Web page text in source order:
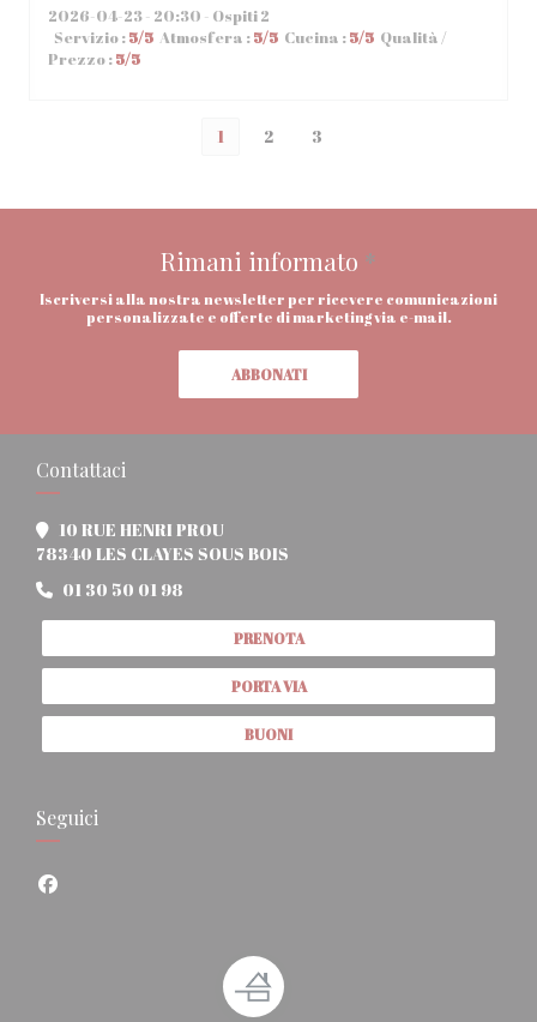
2026-04-23- 20:30 - Ospiti 2
Servizio:5/5 Atmosfera :5/5 Cucina :5/5 Qualità /
Prezzo:5/5
1 2 3
Rimani informato *
Iscriversi alla nostra newsletter per ricevere comunicazioni
personalizzate e offerte di marketing via e-mail.
ABBONATI
Contattaci
10 RUE HENRI PROU
78340 LES CLAYES SOUS BOIS
01 30 50 01 98
PRENOTA
PORTA VIA
BUONI
Seguici
Facebook ((apre una nuova finestra))